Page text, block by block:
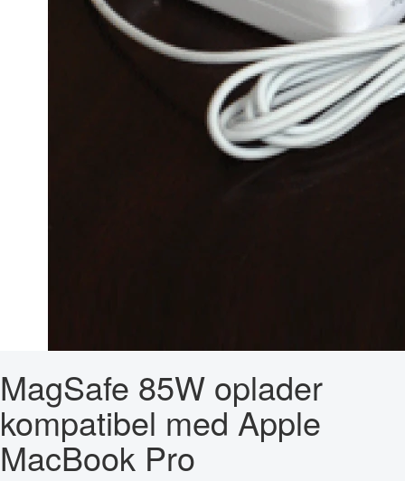
MagSafe 85W oplader
kompatibel med Apple
MacBook Pro